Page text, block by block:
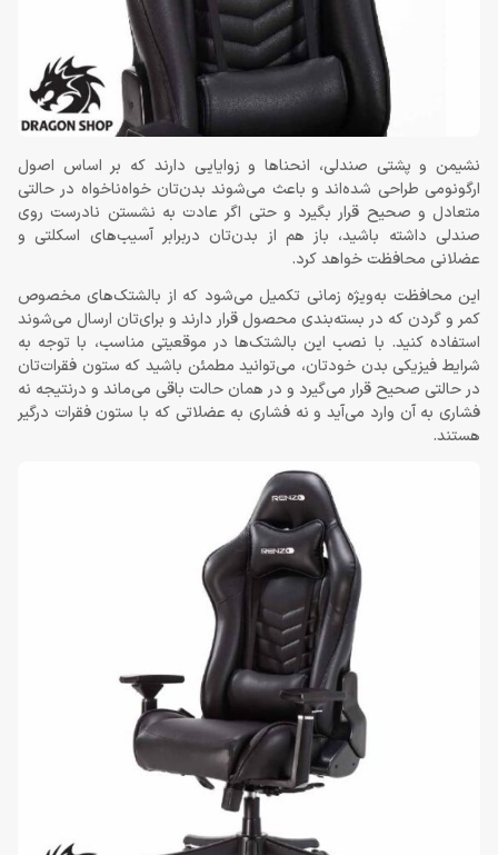
نشیمن و پشتی صندلی، انحناها و زوایایی دارند که بر اساس اصول
ارگونومی طراحی شده‌اند و باعث می‌شوند بدن‌تان خواه‌ناخواه در حالتی
متعادل و صحیح قرار بگیرد و حتی اگر عادت به نشستن نادرست روی
صندلی داشته باشید، باز هم از بدن‌تان دربرابر آسیب‌های اسکلتی و
عضلانی محافظت خواهد کرد.
این محافظت به‌ویژه زمانی تکمیل می‌شود که از بالشتک‌های مخصوص
کمر و گردن که در بسته‌بندی محصول قرار دارند و برای‌تان ارسال می‌شوند
استفاده کنید. با نصب این بالشتک‌ها در موقعیتی مناسب، با توجه به
شرایط فیزیکی بدن خودتان، می‌توانید مطمئن باشید که ستون فقرات‌تان
در حالتی صحیح قرار می‌گیرد و در همان حالت باقی می‌ماند و درنتیجه نه
فشاری به آن وارد می‌آید و نه فشاری به عضلاتی که با ستون فقرات درگیر
هستند.